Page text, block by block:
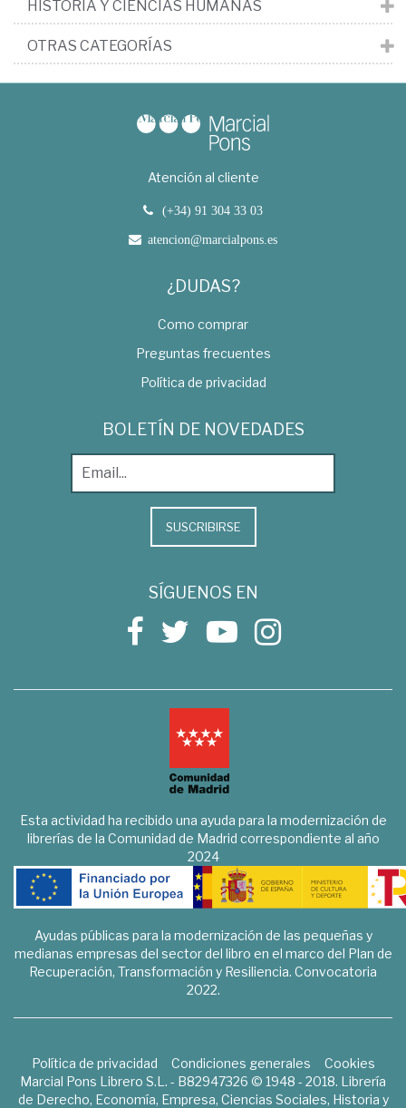
HISTORIA Y CIENCIAS HUMANAS
OTRAS CATEGORÍAS
Atención al cliente
(+34) 91 304 33 03
atencion@marcialpons.es
¿DUDAS?
Como comprar
Preguntas frecuentes
Política de privacidad
BOLETÍN DE NOVEDADES
SUSCRIBIRSE
SÍGUENOS EN
Esta actividad ha recibido una ayuda para la modernización de
librerías de la Comunidad de Madrid correspondiente al año
2024
Ayudas públicas para la modernización de las pequeñas y
medianas empresas del sector del libro en el marco del Plan de
Recuperación, Transformación y Resiliencia. Convocatoria
2022.
Política de privacidad Condiciones generales
Cookies
Marcial Pons Librero S.L. - B82947326 © 1948 - 2018. Librería
de Derecho, Economía, Empresa, Ciencias Sociales, Historia y